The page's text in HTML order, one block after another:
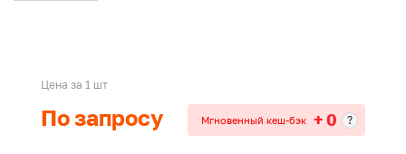
Цена за 1 шт
По запросу Мгновенный кеш-бэк + 0 ?